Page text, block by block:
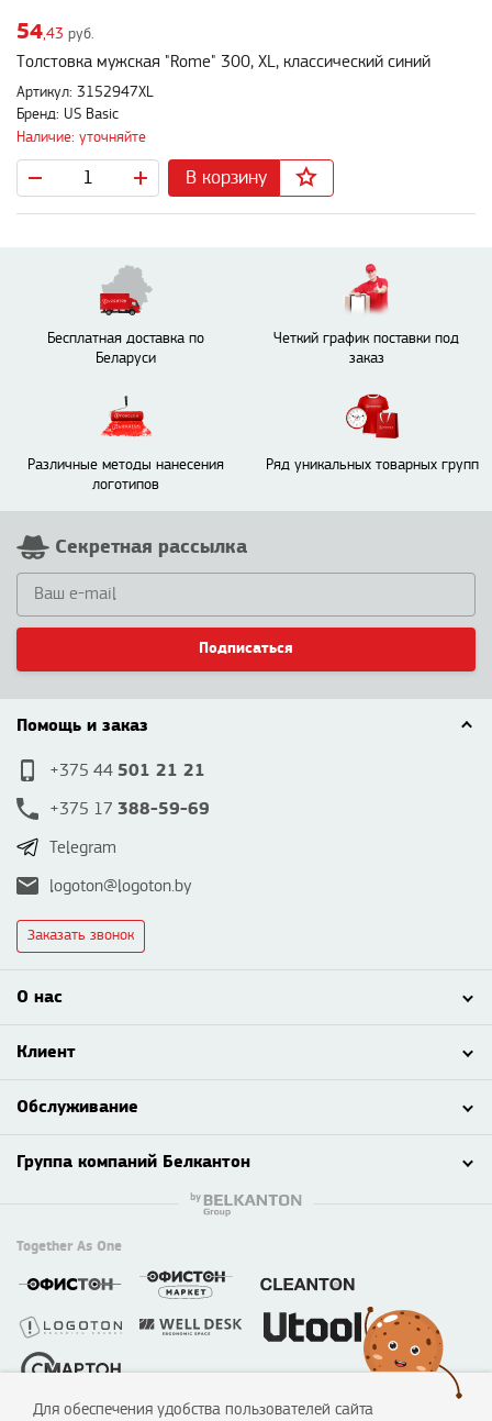
54,43 руб.
Толстовка мужская "Rome" 300, XL, классический синий
Артикул: 3152947XL
Бренд: US Basic
Наличие: уточняйте
В корзину
Бесплатная доставка по
Беларуси
Четкий график поставки под
заказ
Различные методы нанесения
логотипов
Ряд уникальных товарных групп
Секретная рассылка
Подписаться
Помощь и заказ
+375 44 501 21 21
+375 17 388-59-69
Telegram
logoton@logoton.by
Заказать звонок
О нас
Клиент
Обслуживание
Группа компаний Белкантон
Together As One
Для обеспечения удобства пользователей сайта